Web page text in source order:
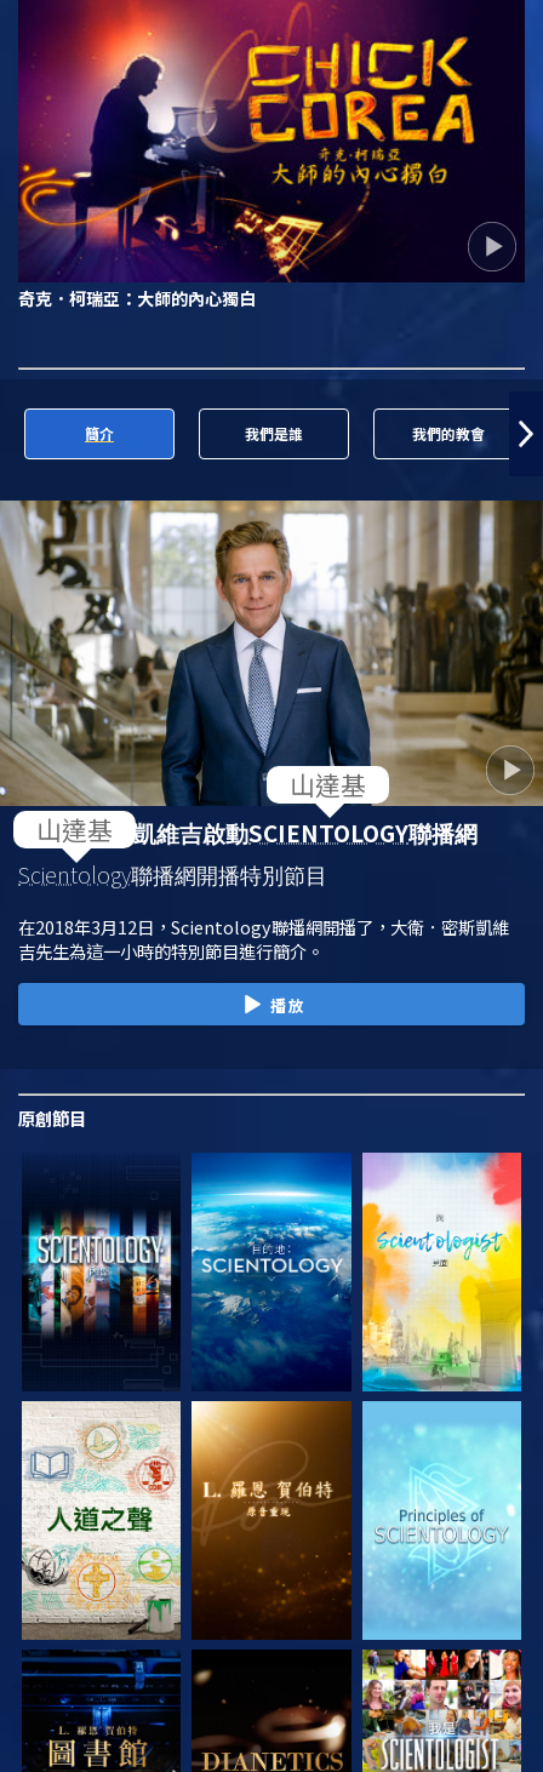
奇克．柯瑞亞：大師的內心獨白
簡介 我們是誰 我們的教會
大衛．密斯凱維吉啟動SCIENTOLOGY聯播網
Scientology聯播網開播特別節目
在2018年3月12日，Scientology聯播網開播了，大衛．密斯凱維
吉先生為這一小時的特別節目進行簡介。
播放
原創節目
探索系列節目 探索系列節目 探索系列節目
探索系列節目 探索系列節目 觀看